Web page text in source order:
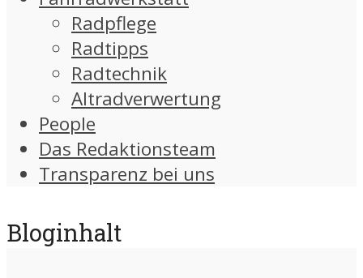
Radpflege
Radtipps
Radtechnik
Altradverwertung
People
Das Redaktionsteam
Transparenz bei uns
Bloginhalt